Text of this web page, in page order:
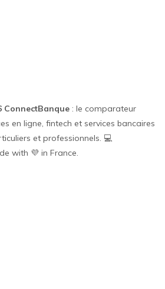
ConnectBanque: le comparateur
en ligne, fintech et services bancaires
et professionnels. 💻
with 💜 in France.